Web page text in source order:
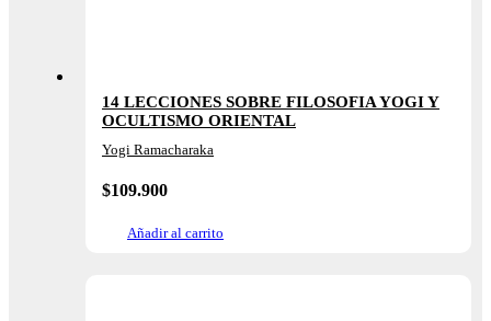
14 LECCIONES SOBRE FILOSOFIA YOGI Y
OCULTISMO ORIENTAL
Yogi Ramacharaka
$109.900
Añadir al carrito